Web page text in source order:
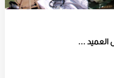
العميد ...